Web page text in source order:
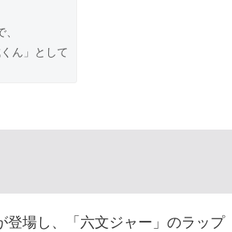
ん」として
登場し、「六文ジャー」のラップ